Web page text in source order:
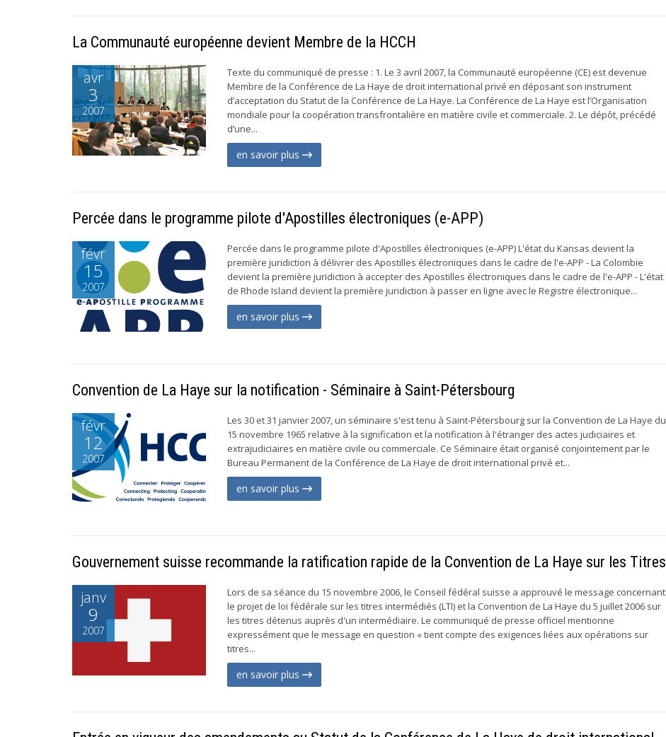
La Communauté européenne devient Membre de la HCCH
avr
3
2007
Texte du communiqué de presse : 1. Le 3 avril 2007, la Communauté européenne (CE) est devenue
Membre de la Conférence de La Haye de droit international privé en déposant son instrument
d’acceptation du Statut de la Conférence de La Haye. La Conférence de La Haye est l’Organisation
mondiale pour la coopération transfrontalière en matière civile et commerciale. 2. Le dépôt, précédé
d’une...
en savoir plus
Percée dans le programme pilote d'Apostilles électroniques (e-APP)
févr
15
2007
Percée dans le programme pilote d'Apostilles électroniques (e-APP) L'état du Kansas devient la
première juridiction à délivrer des Apostilles électroniques dans le cadre de l'e-APP - La Colombie
devient la première juridiction à accepter des Apostilles électroniques dans le cadre de l'e-APP - L'état
de Rhode Island devient la première juridiction à passer en ligne avec le Registre électronique...
en savoir plus
Convention de La Haye sur la notification - Séminaire à Saint-Pétersbourg
févr
12
2007
Les 30 et 31 janvier 2007, un séminaire s'est tenu à Saint-Pétersbourg sur la Convention de La Haye du
15 novembre 1965 relative à la signification et la notification à l'étranger des actes judiciaires et
extrajudiciaires en matière civile ou commerciale. Ce Séminaire était organisé conjointement par le
Bureau Permanent de la Conférence de La Haye de droit international privé et...
en savoir plus
Gouvernement suisse recommande la ratification rapide de la Convention de La Haye sur les Titres
janv
9
2007
Lors de sa séance du 15 novembre 2006, le Conseil fédéral suisse a approuvé le message concernant
le projet de loi fédérale sur les titres intermédiés (LTI) et la Convention de La Haye du 5 juillet 2006 sur
les titres détenus auprès d'un intermédiaire. Le communiqué de presse officiel mentionne
expressément que le message en question « tient compte des exigences liées aux opérations sur
titres...
en savoir plus